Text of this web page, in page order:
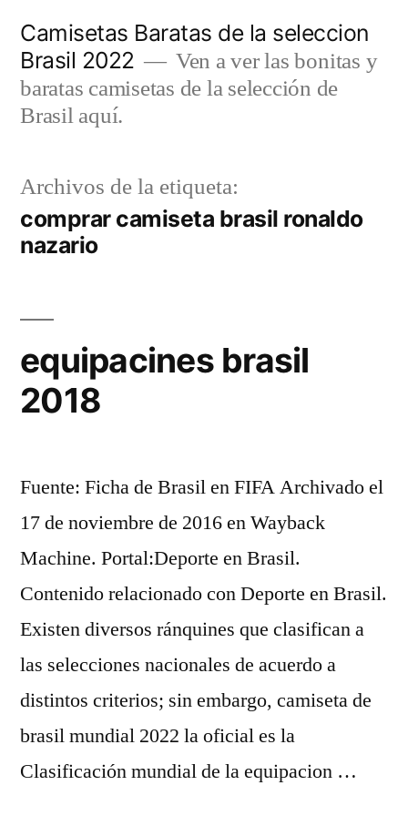
contenido
Camisetas Baratas de la seleccion
Brasil 2022
Ven a ver las bonitas y
baratas camisetas de la selección de
Brasil aquí.
Archivos de la etiqueta:
comprar camiseta brasil ronaldo
nazario
equipacines brasil
2018
Fuente: Ficha de Brasil en FIFA Archivado el
17 de noviembre de 2016 en Wayback
Machine. Portal:Deporte en Brasil.
Contenido relacionado con Deporte en Brasil.
Existen diversos ránquines que clasifican a
las selecciones nacionales de acuerdo a
distintos criterios; sin embargo, camiseta de
brasil mundial 2022 la oficial es la
Clasificación mundial de la equipacion …